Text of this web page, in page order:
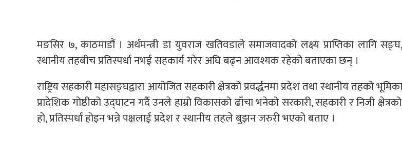
मङसिर ७, काठमाडौं । अर्थमन्त्री डा युवराज खतिवडाले समाजवादको लक्ष्य प्राप्तिका लागि
स्थानीय तहबीच प्रतिस्पर्धा नभई सहकार्य गरेर अघि बढ्न आवश्यक रहेको बताएका छन् ।
राष्ट्रिय सहकारी महासङ्घद्वारा आयोजित सहकारी क्षेत्रको प्रवर्द्धनमा प्रदेश तथा स्थानीय तहको
प्रादेशिक गोष्ठीको उद्घाटन गर्दै उनले हाम्रो विकासको ढाँचा भनेको सरकारी, सहकारी र निजी
हो, प्रतिस्पर्धा होइन भन्ने पक्षलाई प्रदेश र स्थानीय तहले बुझन जरुरी भएको बताए ।